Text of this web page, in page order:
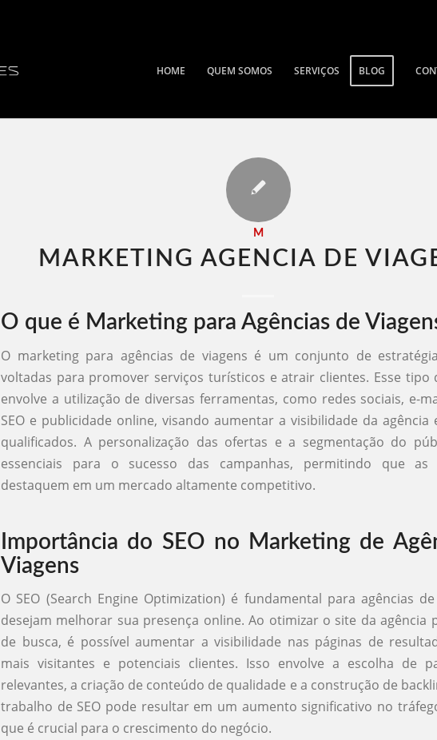
HOME QUEM SOMOS SERVIÇOS BLOG
M
MARKETING AGENCIA DE
O que é Marketing para Agências de
O marketing para agências de viagens é um conjunto de
voltadas para promover serviços turísticos e atrair clientes. Esse tipo
envolve a utilização de diversas ferramentas, como redes sociais, e-
SEO e publicidade online, visando aumentar a visibilidade da agência
qualificados. A personalização das ofertas e a segmentação do
essenciais para o sucesso das campanhas, permitindo que as
destaquem em um mercado altamente competitivo.
Importância do SEO no Marketing de
Viagens
O SEO (Search Engine Optimization) é fundamental para agências
desejam melhorar sua presença online. Ao otimizar o site da agência
de busca, é possível aumentar a visibilidade nas páginas de
mais visitantes e potenciais clientes. Isso envolve a escolha de
relevantes, a criação de conteúdo de qualidade e a construção de
trabalho de SEO pode resultar em um aumento significativo no
que é crucial para o crescimento do negócio.